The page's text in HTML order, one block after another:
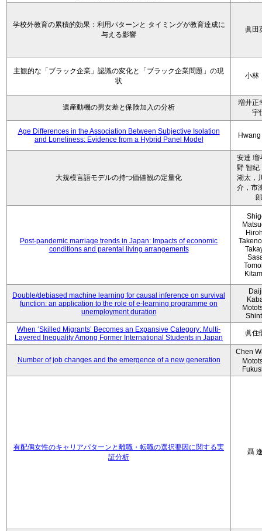
学校外教育の累積的効果：利用パターンと タイミングが教育達成に
与える影響
眞田
主観的な「ブラック企業」認識の変化と「ブラック企業問題」の現
状
小
遺産動機の男女差と保険加入の分析
増井正
宇
Age Differences in the Association Between Subjective Isolation
and Loneliness: Evidence from a Hybrid Panel Model
大規模言語モデルの持つ価値観の定量化
安達 瑠
野 智紀
湖太，
介，市
郎
Post-pandemic marriage trends in Japan: Impacts of economic
conditions and parental living arrangements
Double/debiased machine learning for causal inference on survival
function: an application to the role of e-learning programme on
unemployment duration
When ‘Skilled Migrants’ Becomes an Expansive Category: Multi-
Layered Inequality Among Former International Students in Japan
眞住
Number of job changes and the emergence of a new generation
Chen
有配偶女性のキャリアパターンと離職・転職の選択要因に関する実
証分析
聶